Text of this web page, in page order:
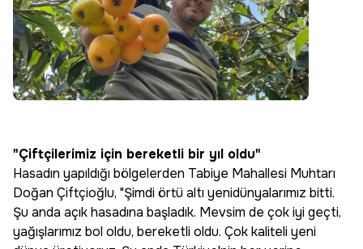
"Çiftçilerimiz için bereketli bir yıl oldu"
Hasadın yapıldığı bölgelerden Tabiye Mahallesi Muhtarı
Doğan Çiftçioğlu, "Şimdi örtü altı yenidünyalarımız bitti.
Şu anda açık hasadına başladık. Mevsim de çok iyi geçti,
yağışlarımız bol oldu, bereketli oldu. Çok kaliteli yeni